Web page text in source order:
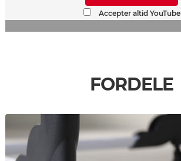
Accepter altid YouTube
FORDELE